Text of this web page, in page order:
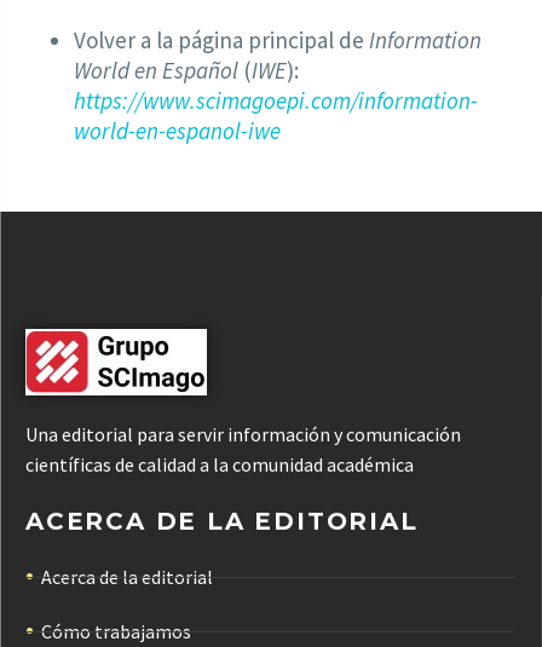
Volver a la página principal de Information
World en Español (IWE):
https://www.scimagoepi.com/information-
world-en-espanol-iwe
Una editorial para servir información y comunicación
científicas de calidad a la comunidad académica
ACERCA DE LA EDITORIAL
Acerca de la editorial
Cómo trabajamos